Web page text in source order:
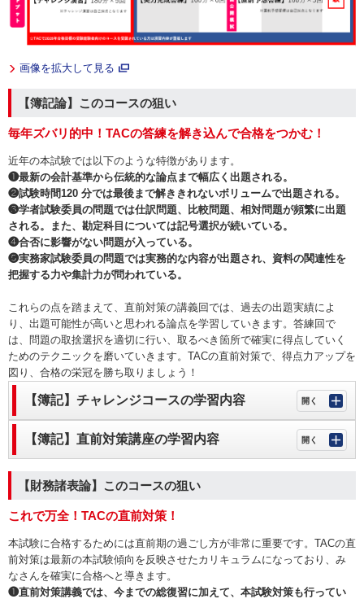
画像を拡大して見る
【簿記論】このコースの狙い
毎年ズバリ的中！TACの答練を解き込んで合格をつかむ！
近年の本試験では以下のような特徴があります。
❶最新の会計基準から伝統的な論点まで幅広く出題される。
❷試験時間120 分では最後まで解ききれないボリュームで出題される。
❸学者試験委員の問題では仕訳問題、比較問題、相対問題が頻繁に出題
される。また、勘定科目については記号選択が続いている。
❹合否に影響がない問題が入っている。
❺実務家試験委員の問題では実務的な内容が出題され、資料の関連性を
把握する力や集計力が問われている。
これらの点を踏まえて、直前対策の講義回では、過去の出題実績によ
り、出題可能性が高いと思われる論点を学習していきます。答練回で
は、問題の取捨選択を適切に行い、取るべき箇所で確実に得点していく
ためのテクニックを磨いていきます。TACの直前対策で、得点力アップを
図り、合格の栄冠を勝ち取りましょう！
【簿記】チャレンジコースの学習内容
【簿記】直前対策講座の学習内容
【財務諸表論】このコースの狙い
これで万全！TACの直前対策！
本試験に合格するためには直前期の過ごし方が非常に重要です。TACの直
前対策は最新の本試験傾向を反映させたカリキュラムになっており、み
なさんを確実に合格へと導きます。
❶直前対策講義では、今までの総復習に加えて、本試験対策も行ってい